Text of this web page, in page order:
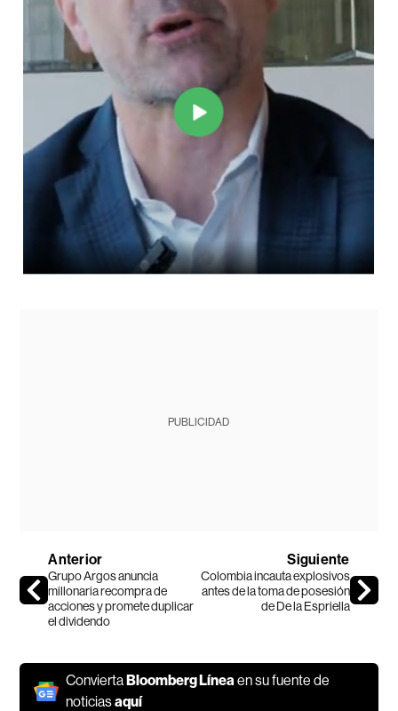
PUBLICIDAD
Anterior
Grupo Argos anuncia
millonaria recompra de
acciones y promete duplicar
el dividendo
Siguiente
Colombia incauta explosivos
antes de la toma de posesión
de De la Espriella
ConviertaBloomberg Líneaen su fuente de
noticiasaquí